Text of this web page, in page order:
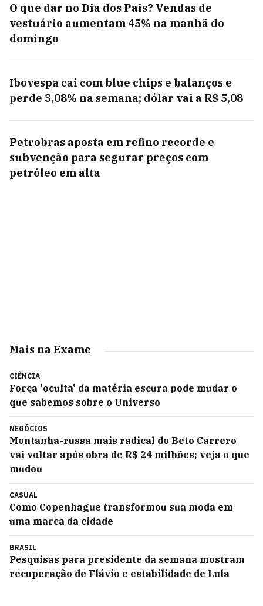
O que dar no Dia dos Pais? Vendas de
vestuário aumentam 45% na manhã do
domingo
Ibovespa cai com blue chips e balanços e
perde 3,08% na semana; dólar vai a R$ 5,08
Petrobras aposta em refino recorde e
subvenção para segurar preços com
petróleo em alta
Mais na Exame
CIÊNCIA
Força 'oculta' da matéria escura pode mudar o
que sabemos sobre o Universo
NEGÓCIOS
Montanha-russa mais radical do Beto Carrero
vai voltar após obra de R$ 24 milhões; veja o que
mudou
CASUAL
Como Copenhague transformou sua moda em
uma marca da cidade
BRASIL
Pesquisas para presidente da semana mostram
recuperação de Flávio e estabilidade de Lula